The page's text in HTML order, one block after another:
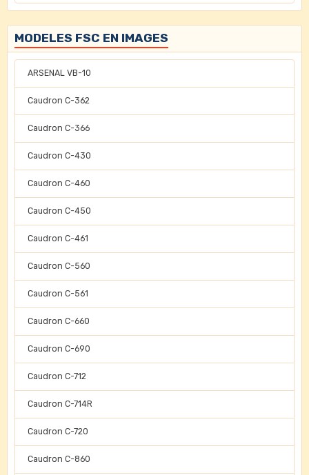
MODELES FSC EN IMAGES
ARSENAL VB-10
Caudron C-362
Caudron C-366
Caudron C-430
Caudron C-460
Caudron C-450
Caudron C-461
Caudron C-560
Caudron C-561
Caudron C-660
Caudron C-690
Caudron C-712
Caudron C-714R
Caudron C-720
Caudron C-860